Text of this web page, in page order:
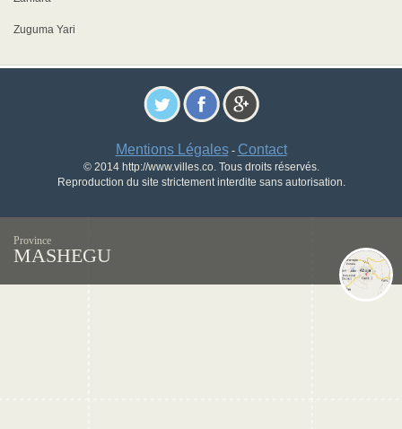
Zuguma Yari
Mentions Légales- Contact
© 2014 http://www.villes.co. Tous droits réservés.
Reproduction du site strictement interdite sans autorisation.
Province
MASHEGU